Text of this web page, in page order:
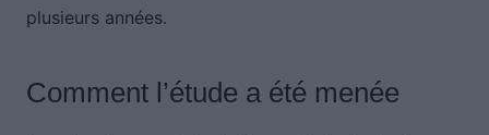
plusieurs années.
Comment l’étude a été menée